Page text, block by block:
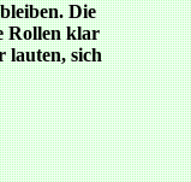
Die
Rollen klar
lauten, sich